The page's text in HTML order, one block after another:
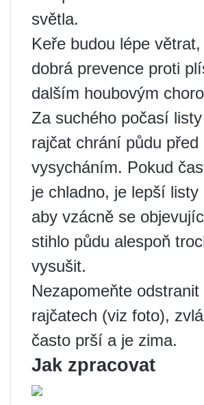
světla.
Keře budou lépe
dobrá prevence proti
dalším houbovým
Za suchého počasí
rajčat chrání půdu před
vysycháním. Pokud
je chladno, je lepší listy
aby vzácně se
stihlo půdu alespoň
vysušit.
Nezapomeňte
rajčatech (viz foto),
často prší a je zima.
Jak zpracovat